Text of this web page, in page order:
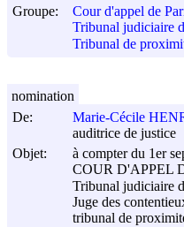
Groupe:
Cour d'appel de
Tribunal judiciaire
Tribunal de
De:
Marie-Cécile
auditrice de justice
Objet:
à compter du 1er
COUR D'APPEL
Tribunal judiciaire
Juge des
tribunal de
nomination